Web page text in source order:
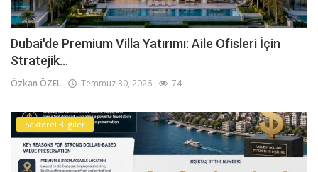
Dubai'de Premium Villa Yatırımı: Aile Ofisleri İçin
Stratejik...
Özkan ÖZEL Temmuz 30, 2026 74
Sektörel Bilgiler